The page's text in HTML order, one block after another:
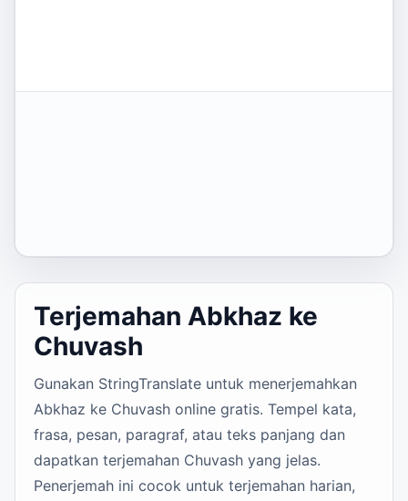
Terjemahan Abkhaz ke
Chuvash
Gunakan StringTranslate untuk menerjemahkan
Abkhaz ke Chuvash online gratis. Tempel kata,
frasa, pesan, paragraf, atau teks panjang dan
dapatkan terjemahan Chuvash yang jelas.
Penerjemah ini cocok untuk terjemahan harian,